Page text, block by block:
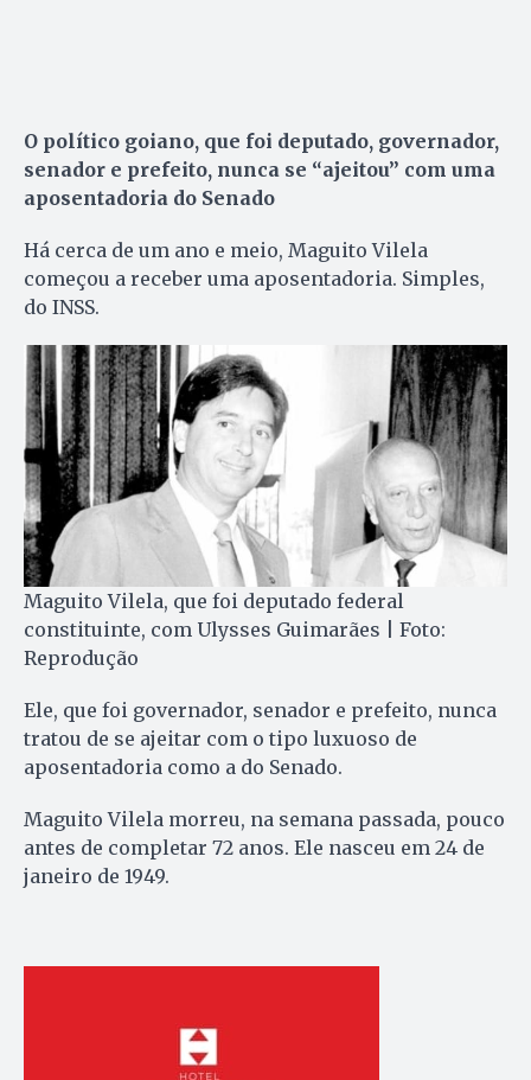
O político goiano, que foi deputado, governador,
senador e prefeito, nunca se “ajeitou” com uma
aposentadoria do Senado
Há cerca de um ano e meio, Maguito Vilela
começou a receber uma aposentadoria. Simples,
do INSS.
Maguito Vilela, que foi deputado federal
constituinte, com Ulysses Guimarães | Foto:
Reprodução
Ele, que foi governador, senador e prefeito, nunca
tratou de se ajeitar com o tipo luxuoso de
aposentadoria como a do Senado.
Maguito Vilela morreu, na semana passada, pouco
antes de completar 72 anos. Ele nasceu em 24 de
janeiro de 1949.